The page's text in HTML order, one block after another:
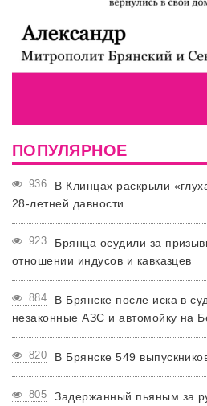
ПОПУЛЯРНОЕ
936
В Клинцах раскрыли
28-летней давности
923
Брянца осудили за
отношении индусов и кавказцев
884
В Брянске после иска в
незаконные АЗС и автомойку на
820 В Брянске 549
805
Задержанный пьяным за